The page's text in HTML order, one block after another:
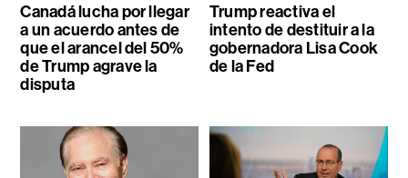
Canadá lucha por llegar
a un acuerdo antes de
que el arancel del 50%
de Trump agrave la
disputa
Trump reactiva el
intento de destituir a la
gobernadora Lisa Cook
de la Fed